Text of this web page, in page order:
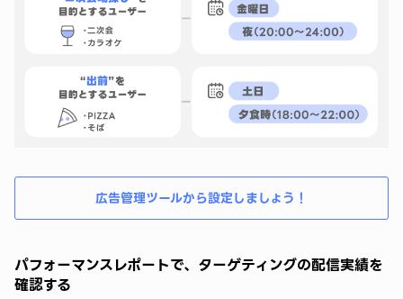
広告管理ツールから設定しましょう！
パフォーマンスレポートで、ターゲティングの配信実績を
確認する